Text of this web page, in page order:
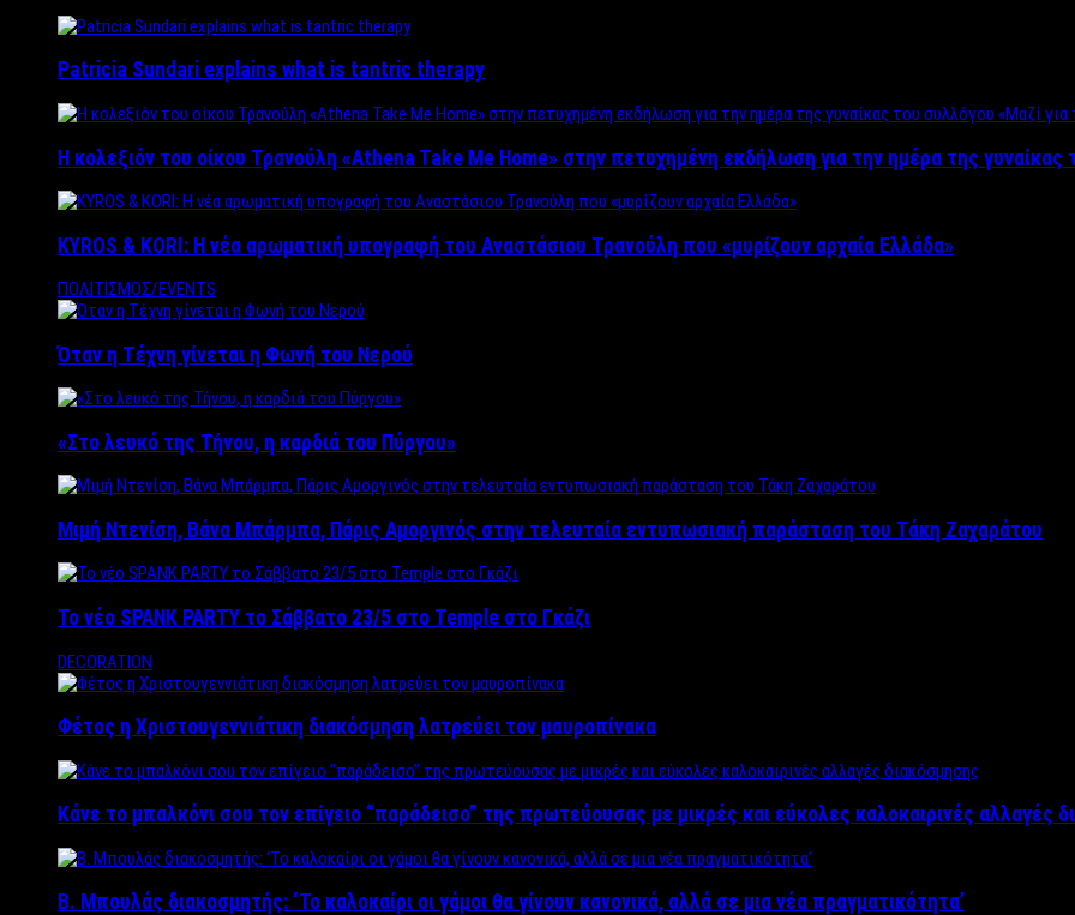
Patricia Sundari explains what is tantric therapy
Η κολεξιόν του οίκου Τρανούλη «Athena Take Me Home» στην πετυχημένη εκδήλωση για την ημέρα της γυναίκας
KYROS & KORI: Η νέα αρωματική υπογραφή του Αναστάσιου Τρανούλη που «μυρίζουν αρχαία Ελλάδα»
ΠΟΛΙΤΙΣΜΟΣ/EVENTS
Όταν η Τέχνη γίνεται η Φωνή του Νερού
«Στο λευκό της Τήνου, η καρδιά του Πύργου»
Μιμή Ντενίση, Βάνα Μπάρμπα, Πάρις Αμοργινός στην τελευταία εντυπωσιακή παράσταση του Τάκη Ζαχαράτου
Το νέο SPANK PARTY το Σάββατο 23/5 στο Temple στο Γκάζι
DECORATION
Φέτος η Χριστουγεννιάτικη διακόσμηση λατρεύει τον μαυροπίνακα
Κάνε το μπαλκόνι σου τον επίγειο “παράδεισο” της πρωτεύουσας με μικρές και εύκολες καλοκαιρινές αλλαγές
Β. Μπουλάς διακοσμητής: ‘Το καλοκαίρι οι γάμοι θα γίνουν κανονικά, αλλά σε μια νέα πραγματικότητα’